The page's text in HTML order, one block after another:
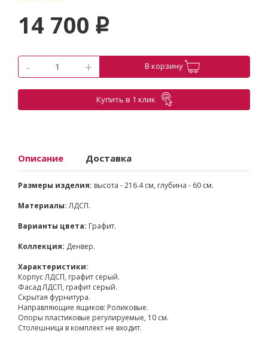
14 700 p
- + В корзину
Купить в 1 клик
Описание Доставка
Размеры изделия: высота - 216.4 см, глубина - 60 см.
Материалы:ЛДСП.
Варианты цвета: Графит.
Коллекция: Денвер.
Характеристики:
Корпус ЛДСП, графит серый.
Фасад ЛДСП, графит серый.
Скрытая фурнитура.
Направляющие ящиков: Роликовые.
Опоры пластиковые регулируемые, 10 см.
Столешница в комплект не входит.